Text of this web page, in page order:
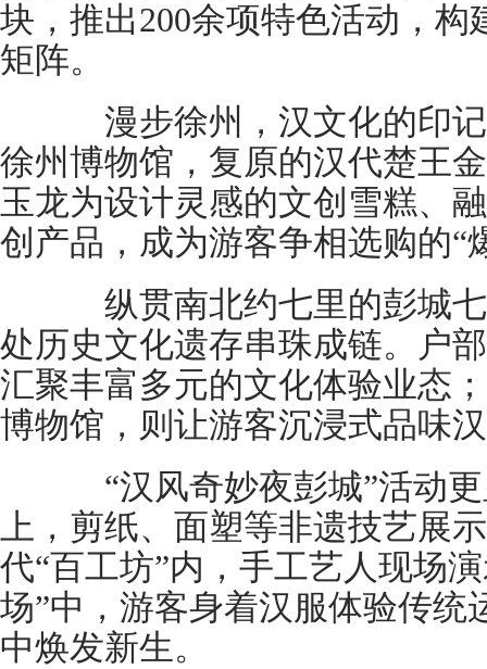
块，推出200余项特色活动，
矩阵。
漫步徐州，汉文化的印记
徐州博物馆，复原的汉代楚王
玉龙为设计灵感的文创雪糕、
创产品，成为游客争相选购的“
纵贯南北约七里的彭城七
处历史文化遗存串珠成链。户
汇聚丰富多元的文化体验业态
博物馆，则让游客沉浸式品味
“汉风奇妙夜彭城”活动更
上，剪纸、面塑等非遗技艺展
代“百工坊”内，手工艺人现场
场”中，游客身着汉服体验传统
中焕发新生。